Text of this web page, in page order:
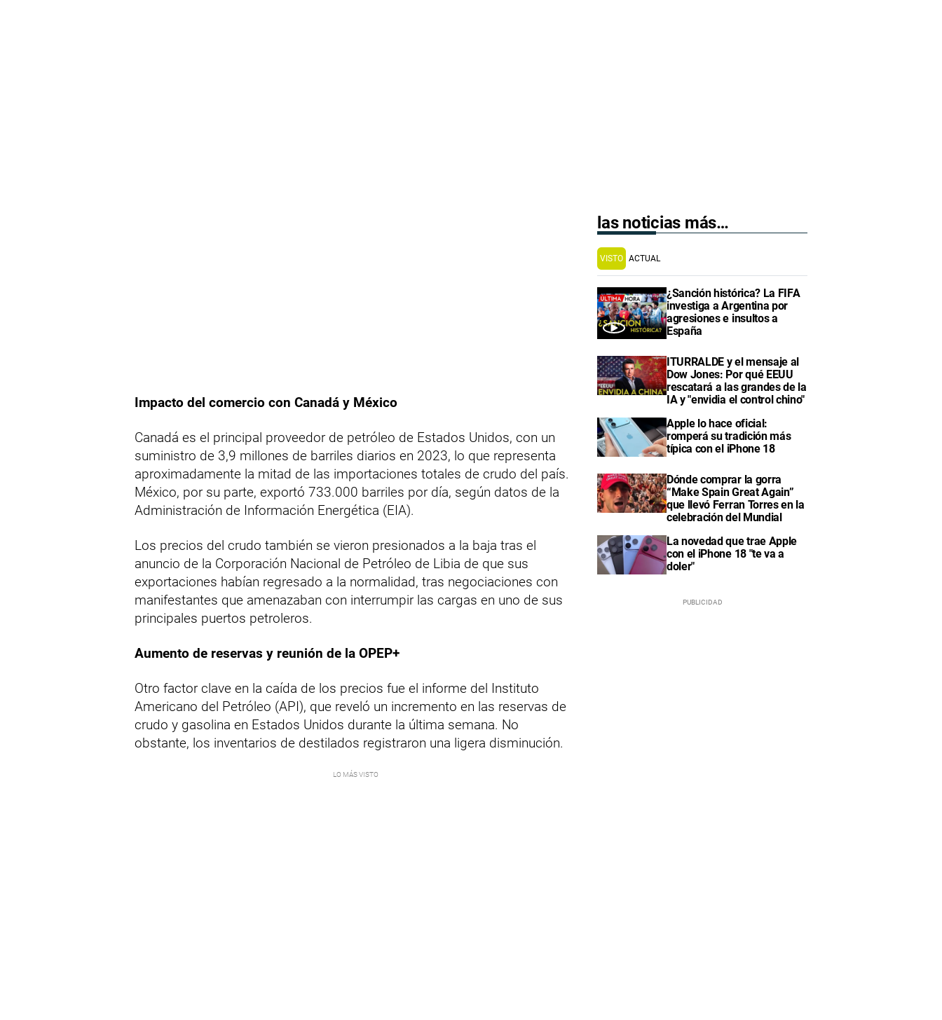
Impacto del comercio con Canadá y México
Canadá es el principal proveedor de petróleo de Estados Unidos, con un
suministro de 3,9 millones de barriles diarios en 2023, lo que representa
aproximadamente la mitad de las importaciones totales de crudo del país.
México, por su parte, exportó 733.000 barriles por día, según datos de la
Administración de Información Energética (EIA).
Los precios del crudo también se vieron presionados a la baja tras el
anuncio de la Corporación Nacional de Petróleo de Libia de que sus
exportaciones habían regresado a la normalidad, tras negociaciones con
manifestantes que amenazaban con interrumpir las cargas en uno de sus
principales puertos petroleros.
Aumento de reservas y reunión de la OPEP+
Otro factor clave en la caída de los precios fue el informe del Instituto
Americano del Petróleo (API), que reveló un incremento en las reservas de
crudo y gasolina en Estados Unidos durante la última semana. No
obstante, los inventarios de destilados registraron una ligera disminución.
las noticias más…
VISTO ACTUAL
¿Sanción histórica? La FIFA
investiga a Argentina por
agresiones e insultos a
España
ITURRALDE y el mensaje al
Dow Jones: Por qué EEUU
rescatará a las grandes de la
IA y "envidia el control chino"
Apple lo hace oficial:
romperá su tradición más
típica con el iPhone 18
Dónde comprar la gorra
“Make Spain Great Again”
que llevó Ferran Torres en la
celebración del Mundial
La novedad que trae Apple
con el iPhone 18 "te va a
doler"